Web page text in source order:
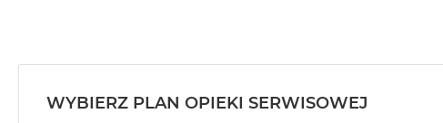
WYBIERZ PLAN OPIEKI SERWISOWEJ